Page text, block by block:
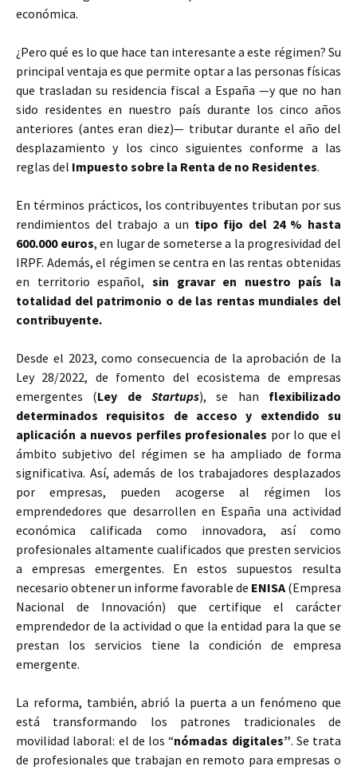
económica.
¿Pero qué es lo que hace tan interesante a este régimen? Su
principal ventaja es que permite optar a las personas físicas
que trasladan su residencia fiscal a España —y que no han
sido residentes en nuestro país durante los cinco años
anteriores (antes eran diez)— tributar durante el año del
desplazamiento y los cinco siguientes conforme a las
reglas del Impuesto sobre la Renta de no Residentes.
En términos prácticos, los contribuyentes tributan por sus
rendimientos del trabajo a un tipo fijo del 24 % hasta
600.000 euros, en lugar de someterse a la progresividad del
IRPF. Además, el régimen se centra en las rentas obtenidas
en territorio español, sin gravar en nuestro país la
totalidad del patrimonio o de las rentas mundiales del
contribuyente.
Desde el 2023, como consecuencia de la aprobación de la
Ley 28/2022, de fomento del ecosistema de empresas
emergentes (Ley deStartups), se han flexibilizado
determinados requisitos de acceso y extendido su
aplicación a nuevos perfiles profesionales por lo que el
ámbito subjetivo del régimen se ha ampliado de forma
significativa. Así, además de los trabajadores desplazados
por empresas, pueden acogerse al régimen los
emprendedores que desarrollen en España una actividad
económica calificada como innovadora, así como
profesionales altamente cualificados que presten servicios
a empresas emergentes. En estos supuestos resulta
necesario obtener un informe favorable de ENISA(Empresa
Nacional de Innovación) que certifique el carácter
emprendedor de la actividad o que la entidad para la que se
prestan los servicios tiene la condición de empresa
emergente.
La reforma, también, abrió la puerta a un fenómeno que
está transformando los patrones tradicionales de
movilidad laboral: el de los “nómadas digitales”. Se trata
de profesionales que trabajan en remoto para empresas o